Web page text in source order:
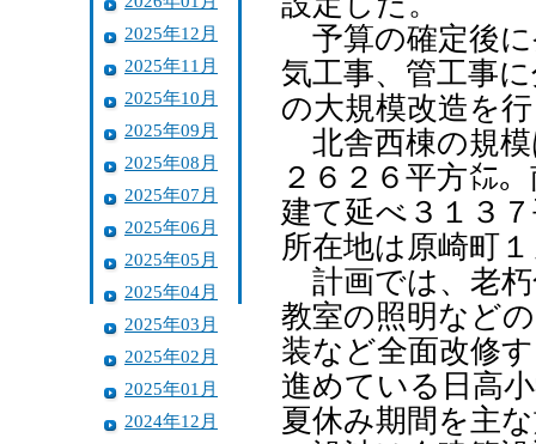
2025年12月
2025年11月
2025年10月
2025年09月
2025年08月
2025年07月
2025年06月
2025年05月
2025年04月
2025年03月
2025年02月
2025年01月
2024年12月
予算の確定後に
気工事、管工事
の大規模改造を
北舎西棟の規模
２６２６平方㍍
建て延べ３１３
所在地は原崎町
計画では、老朽
教室の照明など
装など全面改修
進めている日高
夏休み期間を主